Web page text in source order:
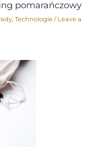
pomarańczowy
, Technologie / Leave a